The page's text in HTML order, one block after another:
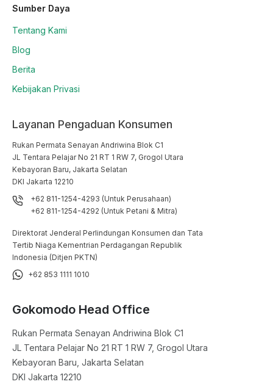
Sumber Daya
Tentang Kami
Blog
Berita
Kebijakan Privasi
Layanan Pengaduan Konsumen
Rukan Permata Senayan Andriwina Blok C1
JL Tentara Pelajar No 21 RT 1 RW 7, Grogol Utara
Kebayoran Baru, Jakarta Selatan
DKI Jakarta 12210
+62 811-1254-4293 (Untuk Perusahaan)
+62 811-1254-4292 (Untuk Petani & Mitra)
Direktorat Jenderal Perlindungan Konsumen dan Tata
Tertib Niaga Kementrian Perdagangan Republik
Indonesia (Ditjen PKTN)
+62 853 1111 1010
Gokomodo Head Office
Rukan Permata Senayan Andriwina Blok C1
JL Tentara Pelajar No 21 RT 1 RW 7, Grogol Utara
Kebayoran Baru, Jakarta Selatan
DKI Jakarta 12210